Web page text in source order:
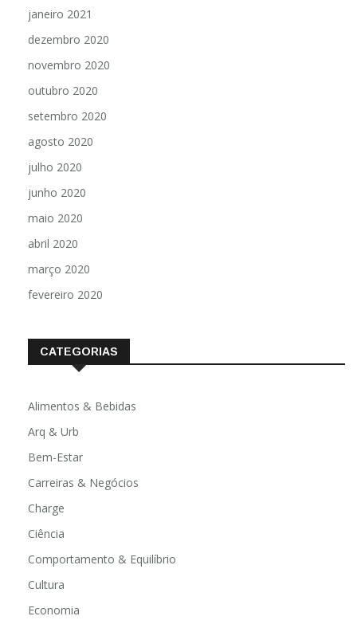
janeiro 2021
dezembro 2020
novembro 2020
outubro 2020
setembro 2020
agosto 2020
julho 2020
junho 2020
maio 2020
abril 2020
março 2020
fevereiro 2020
CATEGORIAS
Alimentos & Bebidas
Arq & Urb
Bem-Estar
Carreiras & Negócios
Charge
Ciência
Comportamento & Equilíbrio
Cultura
Economia